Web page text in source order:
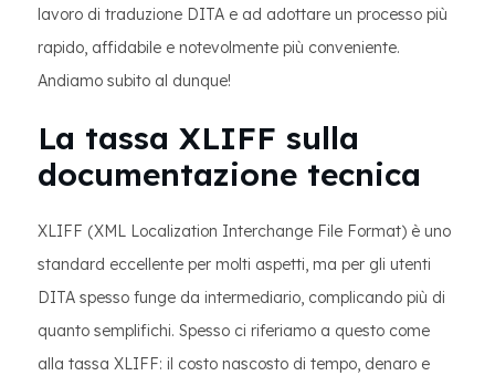
lavoro di traduzione DITA e ad adottare un processo più
rapido, affidabile e notevolmente più conveniente.
Andiamo subito al dunque!
La tassa XLIFF sulla
documentazione tecnica
XLIFF (XML Localization Interchange File Format) è uno
standard eccellente per molti aspetti, ma per gli utenti
DITA spesso funge da intermediario, complicando più di
quanto semplifichi. Spesso ci riferiamo a questo come
alla tassa XLIFF: il costo nascosto di tempo, denaro e